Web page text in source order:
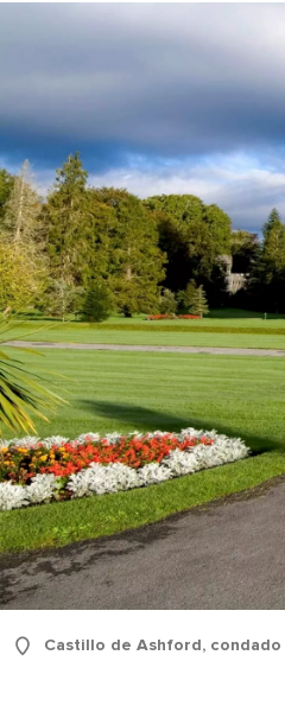
Castillo de Ashford, condado